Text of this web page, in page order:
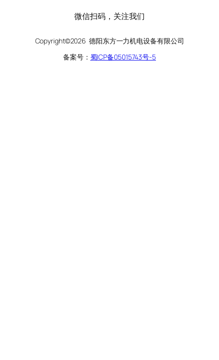
微信扫码，关注我们
Copyright©2026 德阳东方一力机电设备有限公司
备案号： 蜀ICP备05015743号-5